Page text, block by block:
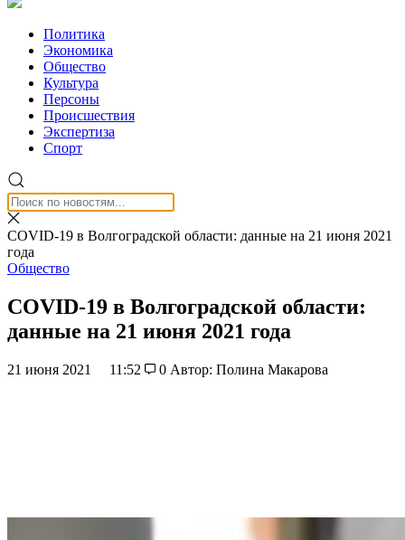
Политика
Экономика
Общество
Культура
Персоны
Происшествия
Экспертиза
Спорт
COVID-19 в Волгоградской области: данные на 21 июня 2021
года
Общество
COVID-19 в Волгоградской области:
данные на 21 июня 2021 года
21 июня 2021 11:52 0 Автор: Полина Макарова